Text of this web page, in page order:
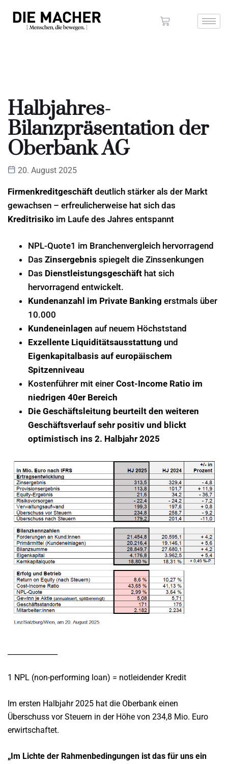
Halbjahres-
Bilanzpräsentation der
Oberbank AG
20. August 2025
Firmenkreditgeschäft deutlich stärker als der Markt
gewachsen – erfreulicherweise hat sich das
Kreditrisiko im Laufe des Jahres entspannt
NPL-Quote1 im Branchenvergleich hervorragend
Das Zinsergebnis spiegelt die Zinssenkungen
Das Dienstleistungsgeschäft hat sich
hervorragend entwickelt.
Kundenanzahl im Private Banking erstmals über
10.000
Kundeneinlagen auf neuem Höchststand
Exzellente Liquiditätsausstattung und
Eigenkapitalbasis auf europäischem
Spitzenniveau
Kostenführer mit einer Cost-Income Ratio im
niedrigen 40er Bereich
Die Geschäftsleitung beurteilt den weiteren
Geschäftsverlauf sehr positiv und blickt
optimistisch ins 2. Halbjahr 2025
1 NPL (non-performing loan) = notleidender Kredit
Im ersten Halbjahr 2025 hat die Oberbank einen
Überschuss vor Steuern in der Höhe von 234,8 Mio. Euro
erwirtschaftet.
„Im Lichte der Rahmenbedingungen ist das für uns ein